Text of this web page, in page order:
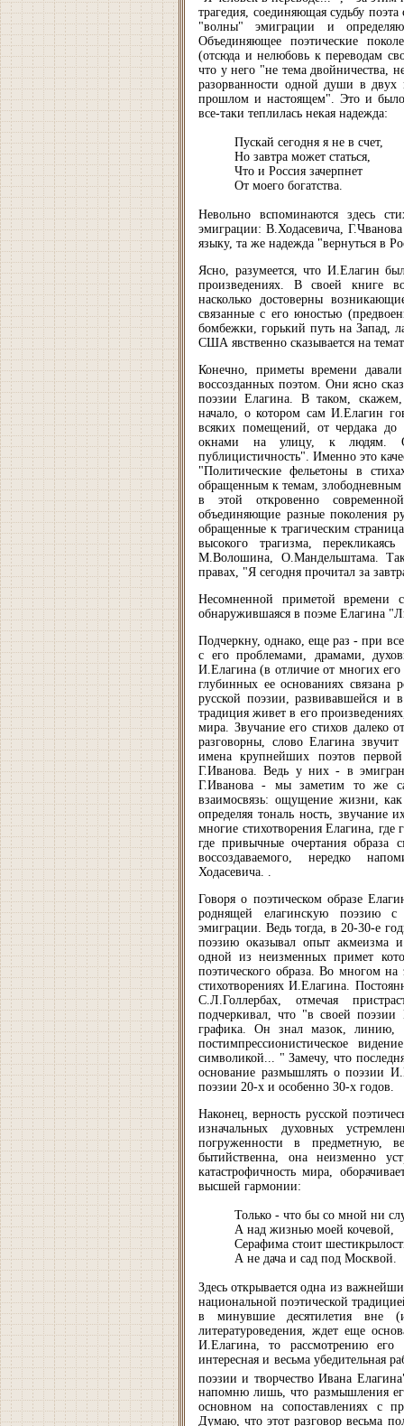
трагедия, соединяющая судьбу
"волны" эмиграции и
Объединяющее поэтические
(отсюда и нелюбовь к переводам
что у него "не тема двойничества,
разорванности одной души в двух
прошлом и настоящем". Это и
все-таки теплилась некая надежда:
Пускай сегодня я не в счет,
Но завтра может статься,
Что и Россия зачерпнет
От моего богатства.
Невольно вспоминаются здесь
эмиграции: В.Ходасевича,
языку, та же надежда "вернуться в
Ясно, разумеется, что И.Елагин
произведениях. В своей книге
насколько достоверны
связанные с его юностью
бомбежки, горький путь на Запад,
США явственно сказывается на
Конечно, приметы времени
воссозданных поэтом. Они ясно
поэзии Елагина. В таком, скажем,
начало, о котором сам И.Елагин
всяких помещений, от чердака
окнами на улицу, к людям.
публицистичность". Именно это
"Политические фельетоны в
обращенным к темам, злободневным
в этой откровенно
объединяющие разные поколения
обращенные к трагическим
высокого трагизма,
М.Волошина, О.Мандельштама.
правах, "Я сегодня прочитал за
Несомненной приметой времени
обнаружившаяся в поэме Елагина
Подчеркну, однако, еще раз - при
с его проблемами, драмами,
И.Елагина (в отличие от многих его
глубинных ее основаниях
русской поэзии, развивавшейся и
традиция живет в его
мира. Звучание его стихов далеко
разговорны, слово Елагина
имена крупнейших поэтов
Г.Иванова. Ведь у них - в
Г.Иванова - мы заметим то же
взаимосвязь: ощущение жизни,
определяя тональ ность, звучание
многие стихотворения Елагина,
где привычные очертания образа
воссоздаваемого, нередко
Ходасевича. .
Говоря о поэтическом образе
роднящей елагинскую поэзию с
эмиграции. Ведь тогда, в 20-30-е
поэзию оказывал опыт акмеизма
одной из неизменных примет
поэтического образа. Во многом
стихотворениях И.Елагина.
С.Л.Голлербах, отмечая
подчеркивал, что "в своей
графика. Он знал мазок, линию,
постимпрессионистическое
символикой... " Замечу, что
основание размышлять о поэзии
поэзии 20-х и особенно 30-х годов.
Наконец, верность русской
изначальных духовных
погруженности в предметную,
бытийственна, она неизменно
катастрофичность мира,
высшей гармонии:
Только - что бы со мной ни
А над жизнью моей кочевой,
Серафима стоит
А не дача и сад под Москвой.
Здесь открывается одна из
национальной поэтической
в минувшие десятилетия вне
литературоведения, ждет еще
И.Елагина, то рассмотрению его
интересная и весьма убедительная
поэзии и творчество Ивана
напомню лишь, что размышления
основном на сопоставлениях с
Думаю, что этот разговор весьма